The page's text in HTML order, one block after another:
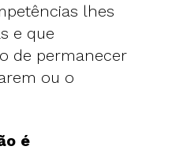
lhes
e que
de permanecer
ou o
é